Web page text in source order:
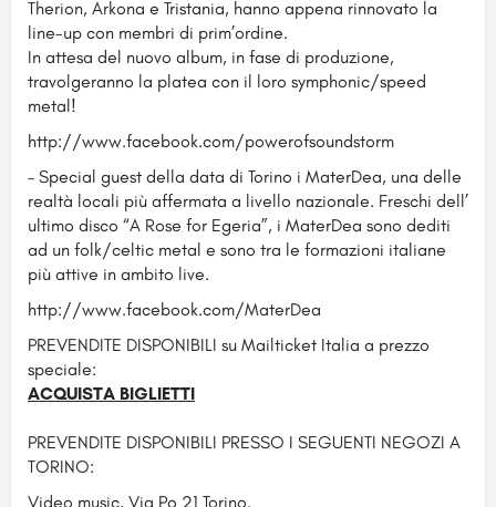
Therion, Arkona e Tristania, hanno appena rinnovato la
line-up con membri di prim’ordine.
In attesa del nuovo album, in fase di produzione,
travolgeranno la platea con il loro symphonic/speed
metal!
http://www.facebook.com/powerofsoundstorm
– Special guest della data di Torino i MaterDea, una delle
realtà locali più affermata a livello nazionale. Freschi dell’
ultimo disco “A Rose for Egeria”, i MaterDea sono dediti
ad un folk/celtic metal e sono tra le formazioni italiane
più attive in ambito live.
http://www.facebook.com/MaterDea
PREVENDITE DISPONIBILI su Mailticket Italia a prezzo
speciale:
ACQUISTA BIGLIETTI
PREVENDITE DISPONIBILI PRESSO I SEGUENTI NEGOZI A
TORINO:
Video music, Via Po 21 Torino.